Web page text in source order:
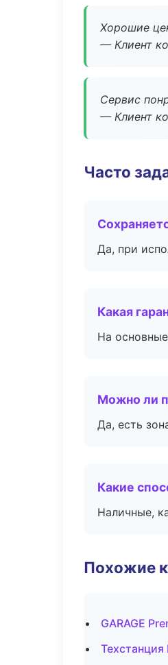
Хорошие
— Клиент
Сервис
— Клиент
Часто
Да, при
Какая
На
Можно ли
Да, есть
Какие
Наличные,
Похожие
GARAGE